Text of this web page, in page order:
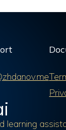
learning